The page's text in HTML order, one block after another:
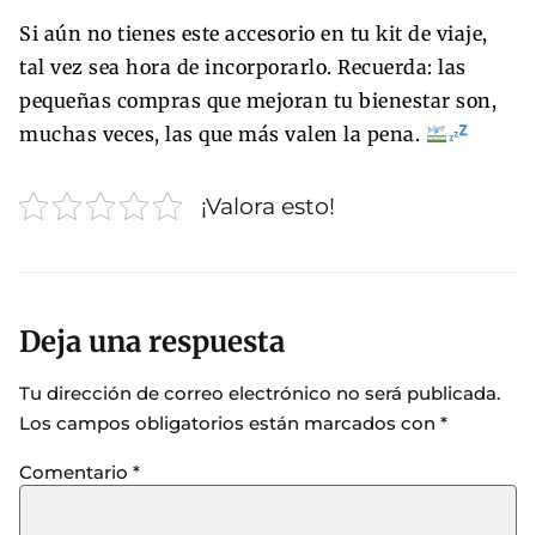
Si aún no tienes este accesorio en tu kit de viaje,
tal vez sea hora de incorporarlo. Recuerda: las
pequeñas compras que mejoran tu bienestar son,
muchas veces, las que más valen la pena.
¡Valora esto!
Deja una respuesta
Tu dirección de correo electrónico no será publicada.
Los campos obligatorios están marcados con *
Comentario *